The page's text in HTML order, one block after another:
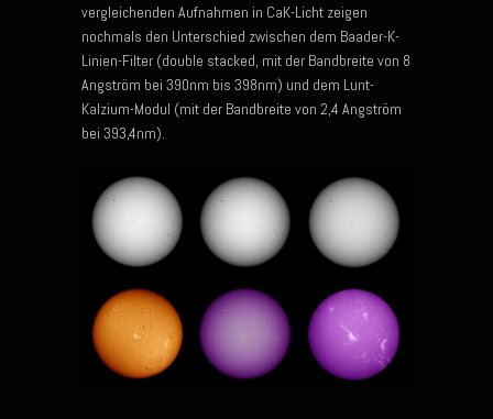
vergleichenden Aufnahmen in CaK-Licht zeigen
nochmals den Unterschied zwischen dem Baader-K-
Linien-Filter (double stacked, mit der Bandbreite von 8
Angström bei 390nm bis 398nm) und dem Lunt-
Kalzium-Modul (mit der Bandbreite von 2,4 Angström
bei 393,4nm).